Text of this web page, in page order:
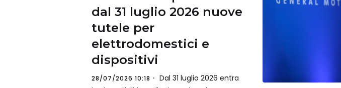
dal 31 luglio 2026 nuove
tutele per
elettrodomestici e
dispositivi
28/07/2026 10:18
Dal 31 luglio 2026 entra